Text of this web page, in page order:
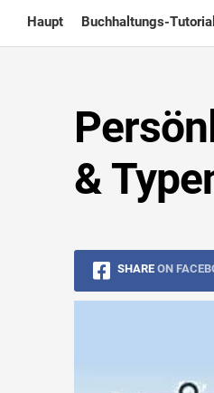
content
Haupt Buchhaltungs-
&
SHARE ON